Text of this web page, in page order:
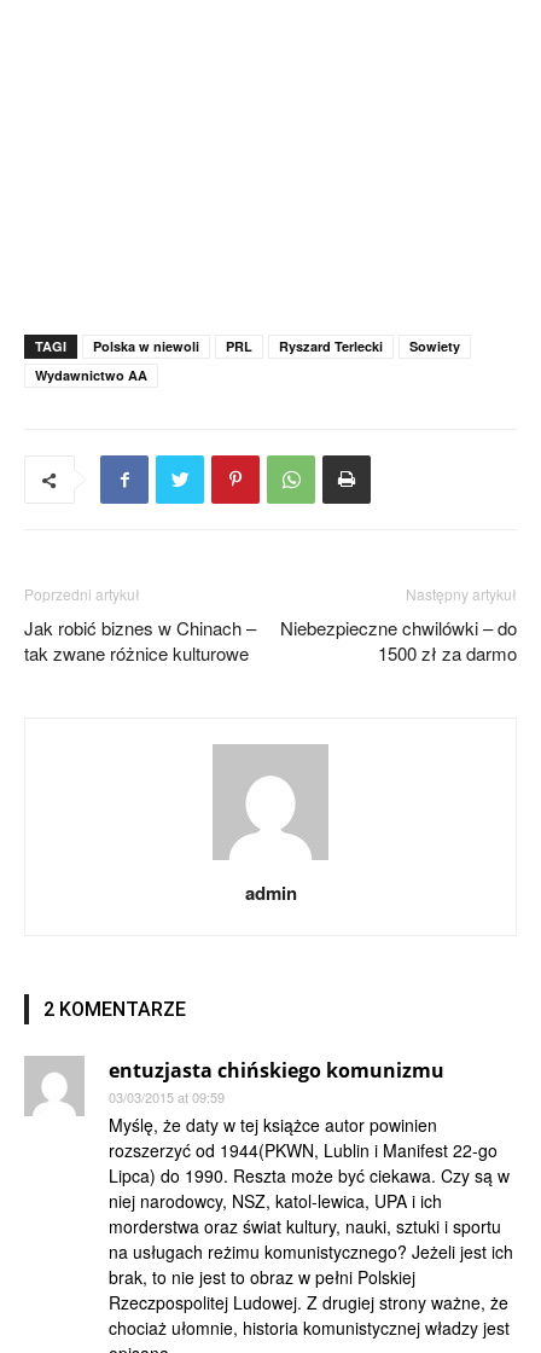
TAGI Polska w niewoli PRL Ryszard Terlecki
Sowiety
Wydawnictwo AA
Poprzedni artykuł
Jak robić biznes w Chinach –
tak zwane różnice kulturowe
Następny artykuł
Niebezpieczne chwilówki – do
1500 zł za darmo
admin
2 KOMENTARZE
entuzjasta chińskiego komunizmu
03/03/2015 at 09:59
Myślę, że daty w tej książce autor powinien
rozszerzyć od 1944(PKWN, Lublin i Manifest 22-go
Lipca) do 1990. Reszta może być ciekawa. Czy są w
niej narodowcy, NSZ, katol-lewica, UPA i ich
morderstwa oraz świat kultury, nauki, sztuki i sportu
na usługach reżimu komunistycznego? Jeżeli jest ich
brak, to nie jest to obraz w pełni Polskiej
Rzeczpospolitej Ludowej. Z drugiej strony ważne, że
chociaż ułomnie, historia komunistycznej władzy jest